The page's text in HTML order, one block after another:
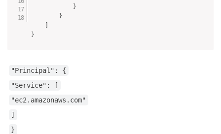
}
}
}
"Principal": {
"Service": [
"ec2.amazonaws.com"
]
}